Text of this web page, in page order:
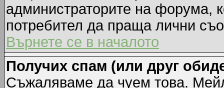
администраторите на форума,
потребител да праща лични
Върнете се в началото
Получих спам (или друг
Съжаляваме да чуем това.